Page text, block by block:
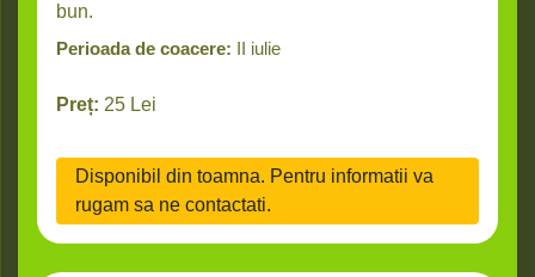
bun.
Perioada de coacere: II iulie
Preț: 25 Lei
Disponibil din toamna. Pentru informatii va
rugam sa ne contactati.